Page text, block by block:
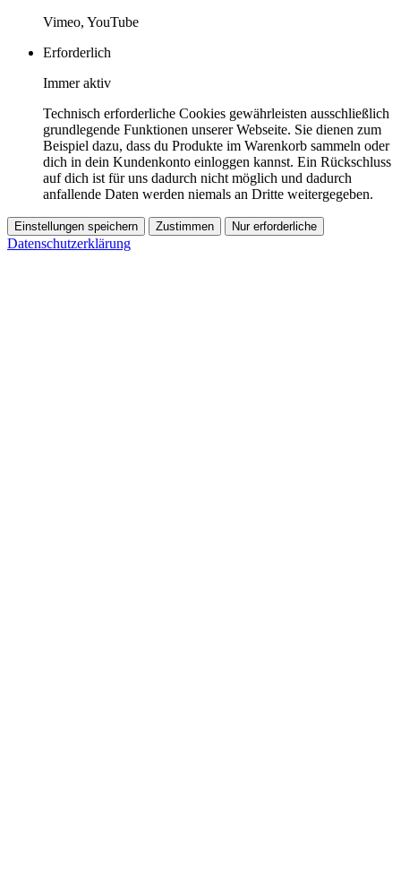
Vimeo, YouTube
Erforderlich
Immer aktiv
Technisch erforderliche Cookies gewährleisten ausschließlich
grundlegende Funktionen unserer Webseite. Sie dienen zum
Beispiel dazu, dass du Produkte im Warenkorb sammeln oder
dich in dein Kundenkonto einloggen kannst. Ein Rückschluss
auf dich ist für uns dadurch nicht möglich und dadurch
anfallende Daten werden niemals an Dritte weitergegeben.
Einstellungen speichern Zustimmen Nur erforderliche
Datenschutzerklärung